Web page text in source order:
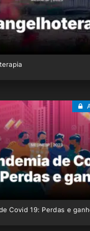
Covid 19: Perdas e